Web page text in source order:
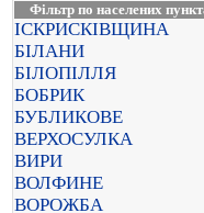
Фільтр по населених
ІСКРИСКІВЩИНА
БІЛАНИ
БІЛОПІЛЛЯ
БОБРИК
БУБЛИКОВЕ
ВЕРХОСУЛКА
ВИРИ
ВОЛФИНЕ
ВОРОЖБА